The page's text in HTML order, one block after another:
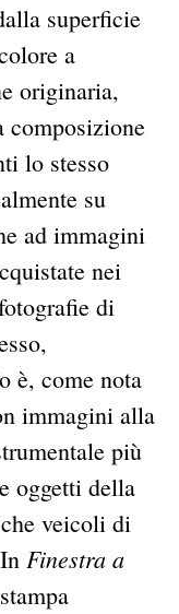
superficie
a
originaria,
composizione
lo stesso
su
ad immagini
nei
di
è, come nota
immagini alla
più
oggetti della
veicoli di
Finestra a